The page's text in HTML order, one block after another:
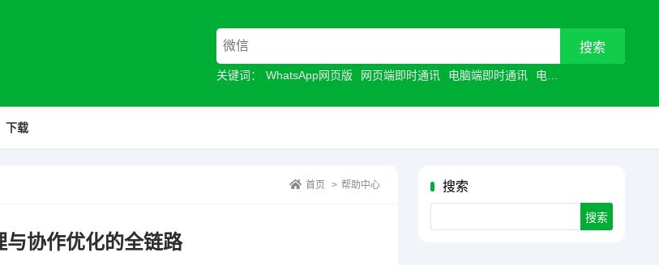
关键词： WhatsApp网页版 网页端即时通讯 电脑端即时通讯 电脑聊天工具
下载
搜索
首页 > 帮助中心
与协作优化的全链路